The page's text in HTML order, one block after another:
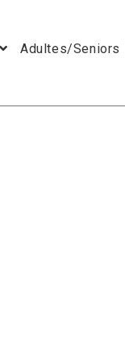
Adultes/Seniors